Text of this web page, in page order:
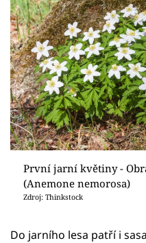
První jarní květiny -
(Anemone nemorosa)
Zdroj: Thinkstock
Do jarního lesa patří i